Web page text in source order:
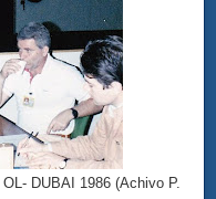
DUBAI 1986 (Achivo P.